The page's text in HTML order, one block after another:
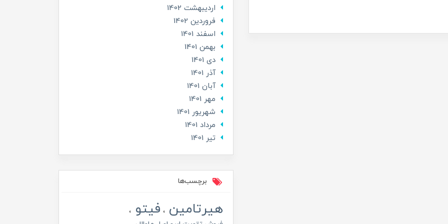
ارديبهشت 1402
فروردین 1402
اسفند 1401
بهمن 1401
دی 1401
آذر 1401
آبان 1401
مهر 1401
شهریور 1401
مرداد 1401
تير 1401
برچسب‌ها
هیرتامین فیتو